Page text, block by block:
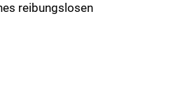
reibungslosen